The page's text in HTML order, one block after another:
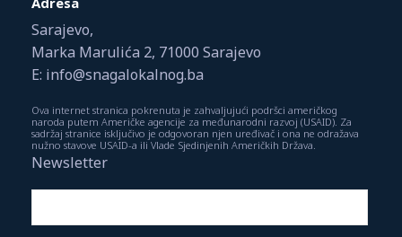
Sarajevo,
Marka Marulića 2, 71000 Sarajevo
E: info@snagalokalnog.ba
Ova internet stranica pokrenuta je zahvaljujući podršci američkog
naroda putem Američke agencije za međunarodni razvoj (USAID). Za
sadržaj stranice isključivo je odgovoran njen uređivač i ona ne odražava
nužno stavove USAID-a ili Vlade Sjedinjenih Američkih Država.
Newsletter